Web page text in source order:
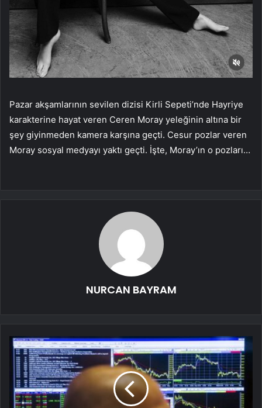
Pazar akşamlarının sevilen dizisi Kirli Sepeti’nde Hayriye
karakterine hayat veren Ceren Moray yeleğinin altına bir
şey giyinmeden kamera karşına geçti. Cesur pozlar veren
Moray sosyal medyayı yaktı geçti. İşte, Moray’ın o pozları…
NURCAN BAYRAM